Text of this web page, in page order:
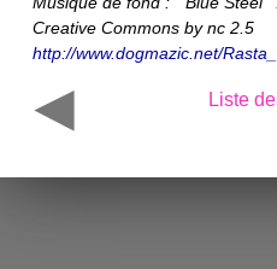
Creative Commons by nc 2.5
http://www.dogmazic.net/
Liste